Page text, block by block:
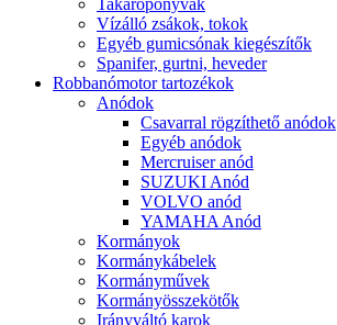
Takaróponyvák
Vízálló zsákok, tokok
Egyéb gumicsónak kiegészítők
Spanifer, gurtni, heveder
Robbanómotor tartozékok
Anódok
Csavarral rögzíthető anódok
Egyéb anódok
Mercruiser anód
SUZUKI Anód
VOLVO anód
YAMAHA Anód
Kormányok
Kormánykábelek
Kormányművek
Kormányösszekötők
Irányváltó karok